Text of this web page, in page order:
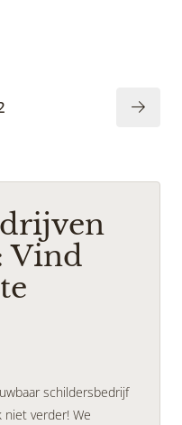
Vind
schildersbedrijf
niet verder! We